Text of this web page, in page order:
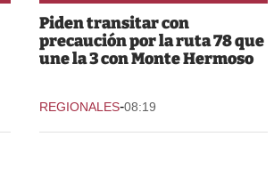
Piden transitar con
precaución por la ruta 78 que
une la 3 con Monte Hermoso
REGIONALES-08:19